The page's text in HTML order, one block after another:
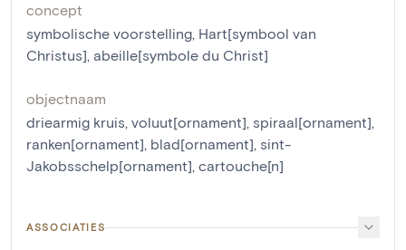
concept
symbolische voorstelling, Hart[symbool van
Christus], abeille[symbole du Christ]
objectnaam
driearmig kruis, voluut[ornament], spiraal[ornament],
ranken[ornament], blad[ornament], sint-
Jakobsschelp[ornament], cartouche[n]
ASSOCIATIES